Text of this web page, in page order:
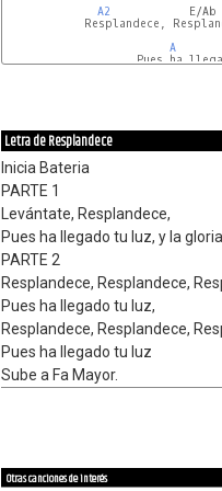
A2
Resplandece,
A
Pues ha
Letra de Resplandece
Inicia Bateria
PARTE 1
Levántate, Resplandece,
Pues ha llegado tu luz, y la
PARTE 2
Resplandece, Resplandece,
Pues ha llegado tu luz,
Resplandece, Resplandece,
Pues ha llegado tu luz
Sube a Fa Mayor.
Otras canciones de interés